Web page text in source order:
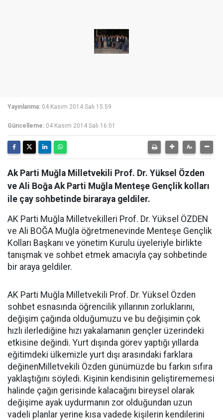
Yayınlanma: 04 Kasım 2014 Salı 15:59
Güncelleme: 04 Kasım 2014 Salı 16:01
Ak Parti Muğla Milletvekili Prof. Dr. Yüksel Özden
ve Ali Boğa Ak Parti Muğla Menteşe Gençlik kolları
ile çay sohbetinde biraraya geldiler.
AK Parti Muğla Milletvekilleri Prof. Dr. Yüksel ÖZDEN
ve Ali BOĞA Muğla öğretmenevinde Menteşe Gençlik
Kolları Başkanı ve yönetim Kurulu üyeleriyle birlikte
tanışmak ve sohbet etmek amacıyla çay sohbetinde
bir araya geldiler.
AK Parti Muğla Milletvekili Prof. Dr. Yüksel Özden
sohbet esnasında öğrencilik yıllarının zorluklarını,
değişim çağında olduğumuzu ve bu değişimin çok
hızlı ilerlediğine hızı yakalamanın gençler üzerindeki
etkisine değindi. Yurt dışında görev yaptığı yıllarda
eğitimdeki ülkemizle yurt dışı arasındaki farklara
değinenMilletvekili Özden günümüzde bu farkın sıfıra
yaklaştığını söyledi. Kişinin kendisinin geliştirememesi
halinde çağın gerisinde kalacağını bireysel olarak
değişime ayak uydurmanın zor olduğundan uzun
vadeli planlar yerine kısa vadede kişilerin kendilerini